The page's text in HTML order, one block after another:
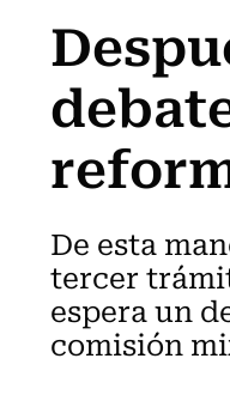
De esta
tercer
espera un
comisión